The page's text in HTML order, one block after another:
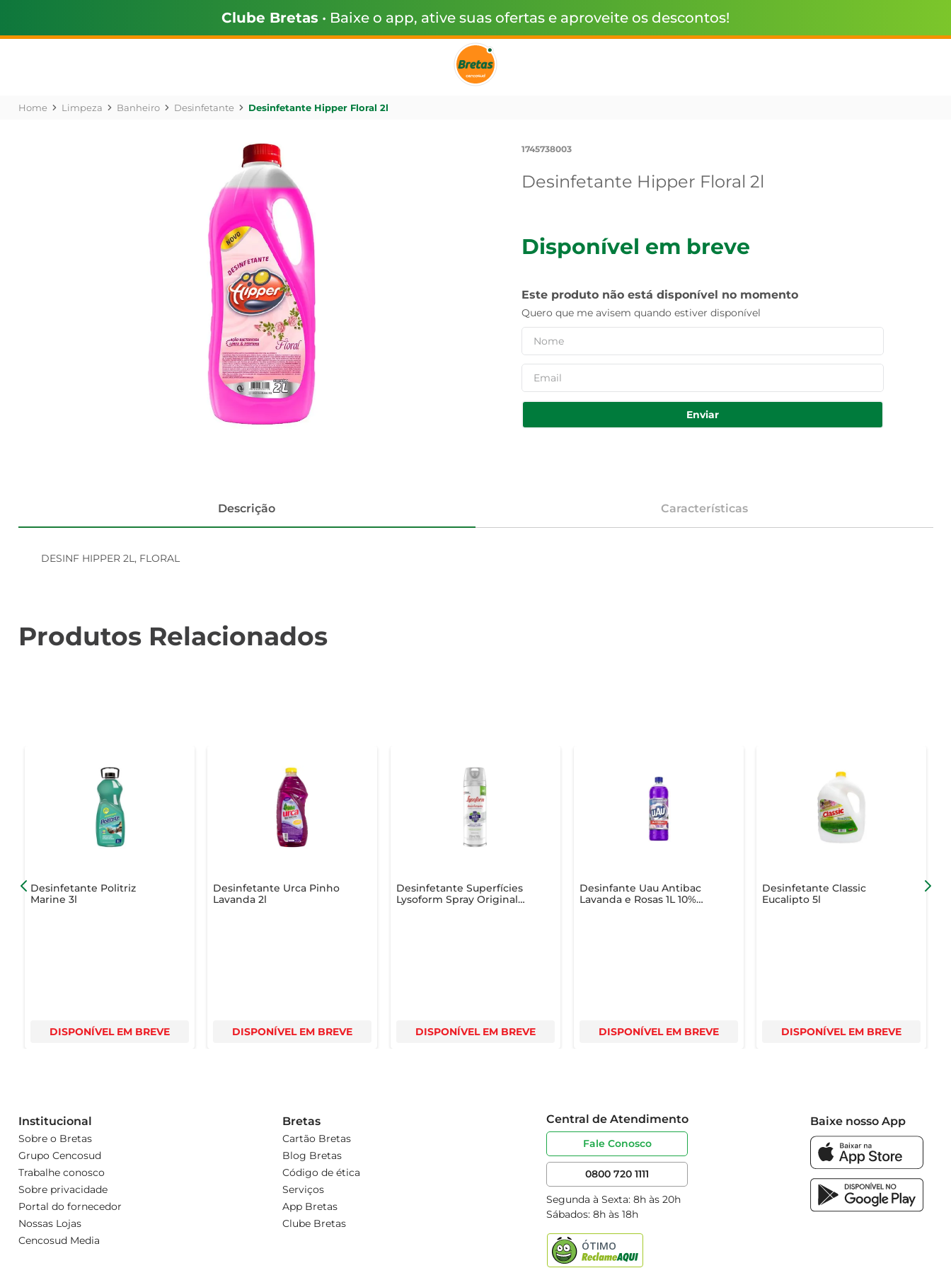
Clube Bretas • Baixe o app, ative suas ofertas e aproveite os descontos!
Limpeza Banheiro Desinfetante Desinfetante Hipper Floral 2l
1745738003
Desinfetante Hipper Floral 2l
Disponível em breve
Este produto não está disponível no momento
Quero que me avisem quando estiver disponível
Enviar
Descrição Características
DESINF HIPPER 2L, FLORAL
Produtos Relacionados
Desinfetante Politriz
Marine 3l
DISPONÍVEL EM BREVE
Desinfetante Urca Pinho
Lavanda 2l
DISPONÍVEL EM BREVE
Desinfetante Superfícies
Lysoform Spray Original
DISPONÍVEL EM BREVE
Desinfante Uau Antibac
Lavanda e Rosas 1L 10%
DISPONÍVEL EM BREVE
Desinfetante Classic
Eucalipto 5l
DISPONÍVEL EM BREVE
Institucional
Sobre o Bretas
Grupo Cencosud
Trabalhe conosco
Sobre privacidade
Portal do fornecedor
Nossas Lojas
Cencosud Media
Bretas
Cartão Bretas
Blog Bretas
Código de ética
Serviços
App Bretas
Clube Bretas
Central de Atendimento
Fale Conosco
0800 720 1111
Segunda à Sexta: 8h às 20h
Sábados: 8h às 18h
Baixe nosso App